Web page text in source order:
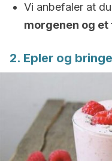
Vi anbefaler at du
morgenen og
2. Epler og